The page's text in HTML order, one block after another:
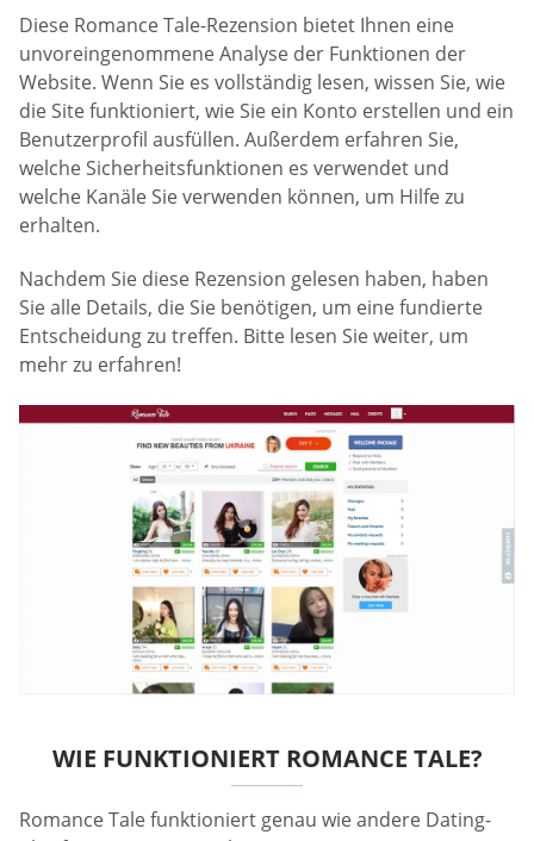
Diese Romance Tale-Rezension bietet Ihnen eine
unvoreingenommene Analyse der Funktionen der
Website. Wenn Sie es vollständig lesen, wissen Sie, wie
die Site funktioniert, wie Sie ein Konto erstellen und ein
Benutzerprofil ausfüllen. Außerdem erfahren Sie,
welche Sicherheitsfunktionen es verwendet und
welche Kanäle Sie verwenden können, um Hilfe zu
erhalten.
Nachdem Sie diese Rezension gelesen haben, haben
Sie alle Details, die Sie benötigen, um eine fundierte
Entscheidung zu treffen. Bitte lesen Sie weiter, um
mehr zu erfahren!
WIE FUNKTIONIERT ROMANCE TALE?
Romance Tale funktioniert genau wie andere Dating-